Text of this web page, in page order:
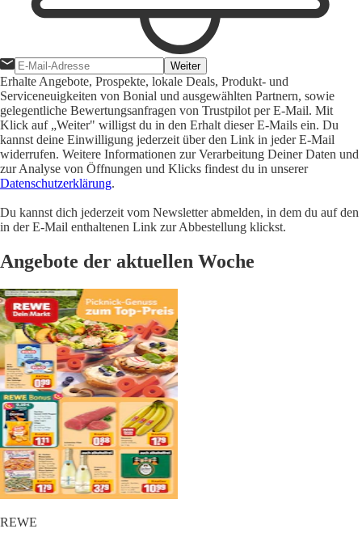
Weiter
Erhalte Angebote, Prospekte, lokale Deals, Produkt- und
Serviceneuigkeiten von Bonial und ausgewählten Partnern, sowie
gelegentliche Bewertungsanfragen von Trustpilot per E-Mail. Mit
Klick auf „Weiter" willigst du in den Erhalt dieser E-Mails ein. Du
kannst deine Einwilligung jederzeit über den Link in jeder E-Mail
widerrufen. Weitere Informationen zur Verarbeitung Deiner Daten und
zur Analyse von Öffnungen und Klicks findest du in unserer
Datenschutzerklärung.
Du kannst dich jederzeit vom Newsletter abmelden, in dem du auf den
in der E-Mail enthaltenen Link zur Abbestellung klickst.
Angebote der aktuellen Woche
REWE